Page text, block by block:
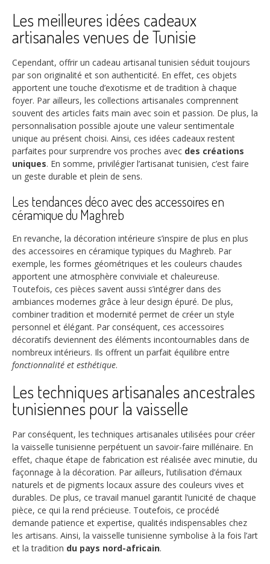
Les meilleures idées cadeaux
artisanales venues de Tunisie
Cependant, offrir un cadeau artisanal tunisien séduit toujours
par son originalité et son authenticité. En effet, ces objets
apportent une touche d’exotisme et de tradition à chaque
foyer. Par ailleurs, les collections artisanales comprennent
souvent des articles faits main avec soin et passion. De plus, la
personnalisation possible ajoute une valeur sentimentale
unique au présent choisi. Ainsi, ces idées cadeaux restent
parfaites pour surprendre vos proches avec des créations
uniques. En somme, privilégier l’artisanat tunisien, c’est faire
un geste durable et plein de sens.
Les tendances déco avec des accessoires en
céramique du Maghreb
En revanche, la décoration intérieure s’inspire de plus en plus
des accessoires en céramique typiques du Maghreb. Par
exemple, les formes géométriques et les couleurs chaudes
apportent une atmosphère conviviale et chaleureuse.
Toutefois, ces pièces savent aussi s’intégrer dans des
ambiances modernes grâce à leur design épuré. De plus,
combiner tradition et modernité permet de créer un style
personnel et élégant. Par conséquent, ces accessoires
décoratifs deviennent des éléments incontournables dans de
nombreux intérieurs. Ils offrent un parfait équilibre entre
fonctionnalité et esthétique.
Les techniques artisanales ancestrales
tunisiennes pour la vaisselle
Par conséquent, les techniques artisanales utilisées pour créer
la vaisselle tunisienne perpétuent un savoir-faire millénaire. En
effet, chaque étape de fabrication est réalisée avec minutie, du
façonnage à la décoration. Par ailleurs, l’utilisation d’émaux
naturels et de pigments locaux assure des couleurs vives et
durables. De plus, ce travail manuel garantit l’unicité de chaque
pièce, ce qui la rend précieuse. Toutefois, ce procédé
demande patience et expertise, qualités indispensables chez
les artisans. Ainsi, la vaisselle tunisienne symbolise à la fois l’art
et la tradition du pays nord-africain.